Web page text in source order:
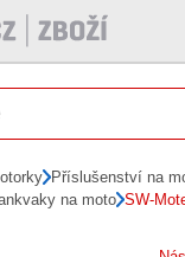
Příslušenství na
na moto SW-